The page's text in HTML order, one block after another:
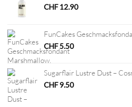
CHF12.90
FunCakes
CHF5.50
Sugarflair Lustre Dust –
CHF9.50